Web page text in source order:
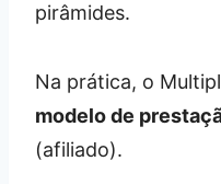
pirâmides.
Na prática, o
modelo de
(afiliado).